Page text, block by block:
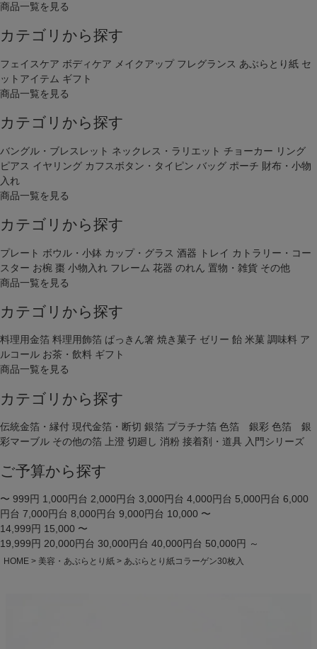
商品一覧を見る
カテゴリから探す
フェイスケア ボディケア メイクアップ フレグランス あぶらとり紙 セ
ットアイテム ギフト
商品一覧を見る
カテゴリから探す
バングル・ブレスレット ネックレス・ラリエット チョーカー リング
ピアス イヤリング カフスボタン・タイピン バッグ ポーチ 財布・小物
入れ
商品一覧を見る
カテゴリから探す
プレート ボウル・小鉢 カップ・グラス 酒器 トレイ カトラリー・コー
スター お椀 棗 小物入れ フレーム 花器 のれん 置物・雑貨 その他
商品一覧を見る
カテゴリから探す
料理用金箔 料理用飾箔 ぱっきん箸 焼き菓子 ゼリー 飴 米菓 調味料 ア
ルコール お茶・飲料 ギフト
商品一覧を見る
カテゴリから探す
伝統金箔・縁付 現代金箔・断切 銀箔 プラチナ箔 色箔 銀彩 色箔 銀
彩マーブル その他の箔 上澄 切廻し 消粉 接着剤・道具 入門シリーズ
ご予算から探す
〜 999円 1,000円台 2,000円台 3,000円台 4,000円台 5,000円台 6,000
円台 7,000円台 8,000円台 9,000円台 10,000 〜
14,999円 15,000 〜
19,999円 20,000円台 30,000円台 40,000円台 50,000円 ～
HOME 美容・あぶらとり紙 あぶらとり紙コラーゲン30枚入